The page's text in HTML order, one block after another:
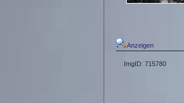
Anzeigen
ImgID: 715780